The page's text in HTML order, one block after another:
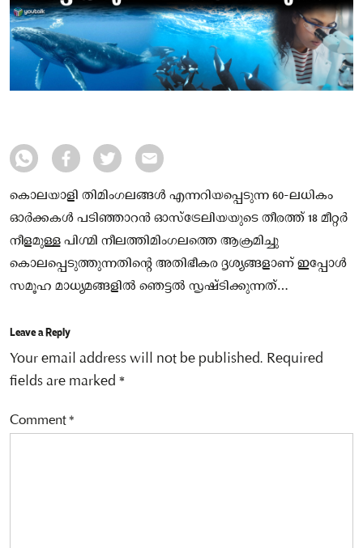
കൊലയാളി തിമിംഗലങ്ങള്‍ എന്നറിയപ്പെടുന്ന 60-ലധികം
ഓർക്കകള്‍ പടിഞ്ഞാറൻ ഓസ്‌ട്രേലിയയുടെ തീരത്ത് 18 മീറ്റർ
നീളമുള്ള പിഗ്മി നീലത്തിമിംഗലത്തെ ആക്രമിച്ചു
കൊലപ്പെടുത്തുന്നതിന്റെ അതിഭീകര ദൃശ്യങ്ങളാണ് ഇപ്പോള്‍
സമൂഹ മാധ്യമങ്ങളില്‍ ഞെട്ടല്‍ സൃഷ്ടിക്കുന്നത്…
Leave a Reply
Your email address will not be published. Required
fields are marked *
Comment*